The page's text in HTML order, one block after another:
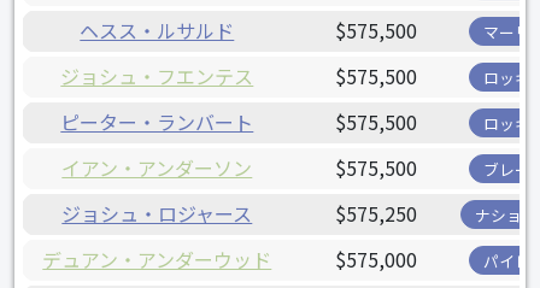
ヘスス・ルサルド $575,500 マーリ
ジョシュ・フエンテス $575,500 ロッキ
ピーター・ランバート $575,500 ロッキ
イアン・アンダーソン $575,500 ブレー
ジョシュ・ロジャース $575,250 ナショ
デュアン・アンダーウッド $575,000 パイレ